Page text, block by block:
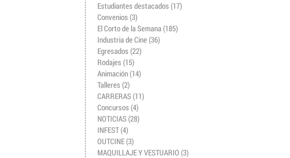
Estudiantes destacados (17)
Convenios (3)
El Corto de la Semana (185)
Industria de Cine (36)
Egresados (22)
Rodajes (15)
Animación (14)
Talleres (2)
CARRERAS (11)
Concursos (4)
NOTICIAS (28)
INFEST (4)
OUTCINE (3)
MAQUILLAJE Y VESTUARIO (3)